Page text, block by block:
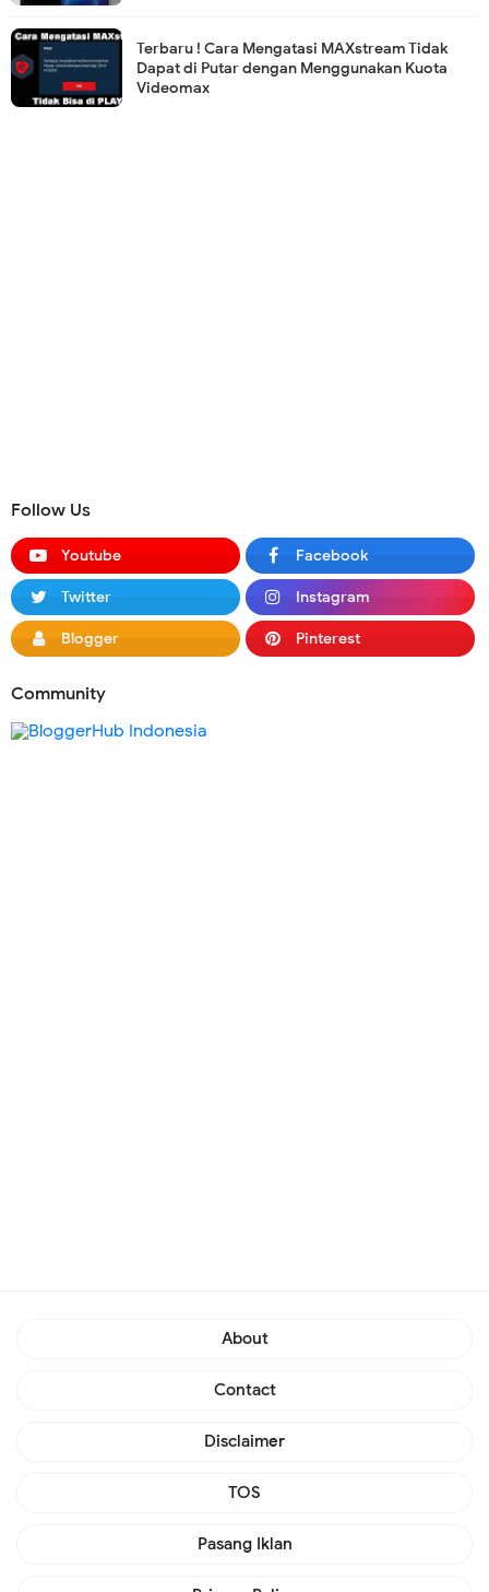
Terbaru ! Cara Mengatasi MAXstream Tidak
Dapat di Putar dengan Menggunakan Kuota
Videomax
Follow Us
Youtube Facebook
Twitter Instagram
Blogger Pinterest
Community
About
Contact
Disclaimer
TOS
Pasang Iklan